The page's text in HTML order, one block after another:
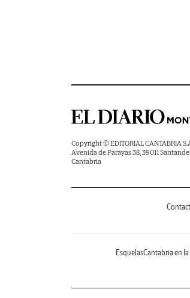
Copyright © EDITORIAL CANTABRIA
Avenida de Parayas 38, 39011
Cantabria
EsquelasCantabria en la